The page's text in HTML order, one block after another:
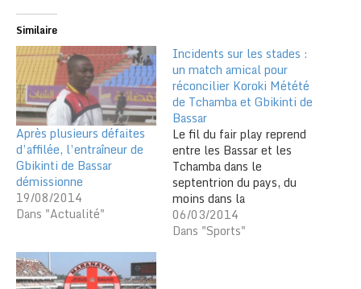
Similaire
Après plusieurs défaites
d’affilée, l’entraîneur de
Gbikinti de Bassar
démissionne
19/08/2014
Dans "Actualité"
Incidents sur les stades :
un match amical pour
réconcilier Koroki Métété
de Tchamba et Gbikinti de
Bassar
Le fil du fair play reprend
entre les Bassar et les
Tchamba dans le
septentrion du pays, du
moins dans la
composante amoureux du
ballon rond. Les équipes
06/03/2014
Dans "Sports"